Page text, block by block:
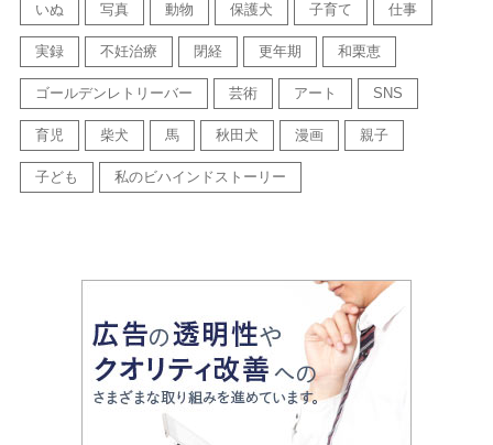
いぬ 写真 動物 保護犬 子育て 仕事
実録 不妊治療 閉経 更年期 和栗恵
ゴールデンレトリーバー 芸術 アート SNS
育児 柴犬 馬 秋田犬 漫画 親子
子ども 私のビハインドストーリー